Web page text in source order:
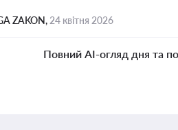
ZAKON, 24 квітня 2026
Повний AI-огляд дня та